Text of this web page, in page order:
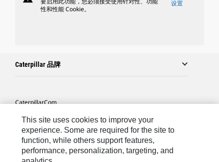
性和性能 Cookie。
设置
Caterpillar 品牌
Caterpillar.com
联系 Caterpillar
站点地图
Cookie Settings
This site uses cookies to improve your
experience. Some are required for the site to
function, while others support features,
performance, personalization, targeting, and